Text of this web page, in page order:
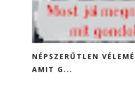
NÉPSZERŰTLEN
AMIT G...